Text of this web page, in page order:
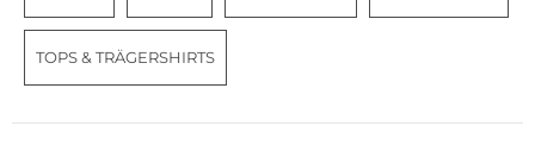
TOPS & TRÄGERSHIRTS